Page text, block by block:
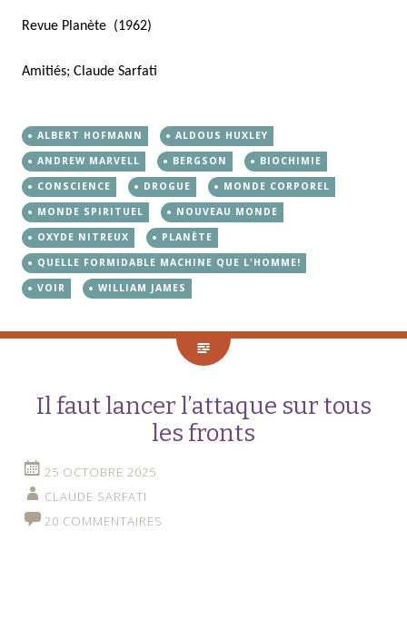
Revue Planète (1962)
Amitiés; Claude Sarfati
ALBERT HOFMANN
ALDOUS HUXLEY
ANDREW MARVELL
BERGSON
BIOCHIMIE
CONSCIENCE
DROGUE
MONDE CORPOREL
MONDE SPIRITUEL
NOUVEAU MONDE
OXYDE NITREUX
PLANÈTE
QUELLE FORMIDABLE MACHINE QUE L'HOMME!
VOIR
WILLIAM JAMES
Il faut lancer l’attaque sur tous
les fronts
25 OCTOBRE 2025
CLAUDE SARFATI
20 COMMENTAIRES